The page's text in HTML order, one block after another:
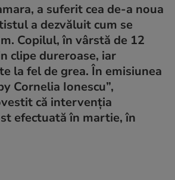
a suferit cea de-a noua
a dezvăluit cum se
Copilul, în vârstă de 12
clipe dureroase, iar
la fel de grea. În emisiunea
Cornelia Ionescu”,
că intervenția
efectuată în martie, în